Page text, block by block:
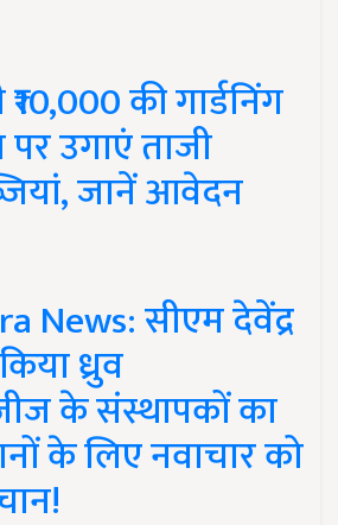
की गार्डनिंग
उगाएं ताजी
जानें आवेदन
News: सीएम देवेंद्र
ध्रुव
के संस्थापकों का
के लिए नवाचार को